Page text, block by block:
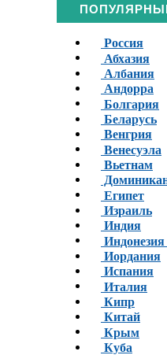
Россия
Абхазия
Албания
Андорра
Болгария
Беларусь
Венгрия
Венесуэла
Вьетнам
Египет
Израиль
Индия
Иордания
Испания
Италия
Кипр
Китай
Крым
Куба